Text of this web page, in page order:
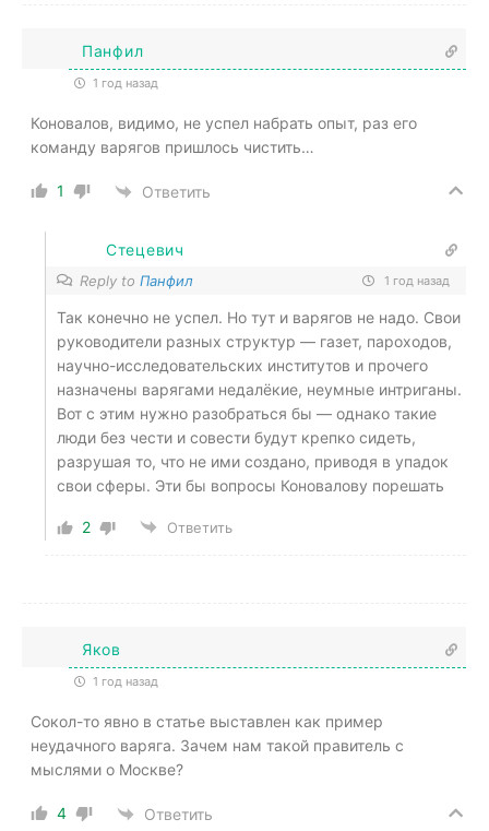
Панфил
1 год назад
Коновалов, видимо, не успел набрать опыт, раз его
команду варягов пришлось чистить…
1 Ответить
Стецевич
Reply to Панфил 1 год назад
Так конечно не успел. Но тут и варягов не надо. Свои
руководители разных структур — газет, пароходов,
научно-исследовательских институтов и прочего
назначены варягами недалёкие, неумные интриганы.
Вот с этим нужно разобраться бы — однако такие
люди без чести и совести будут крепко сидеть,
разрушая то, что не ими создано, приводя в упадок
свои сферы. Эти бы вопросы Коновалову порешать
2 Ответить
Яков
1 год назад
Сокол-то явно в статье выставлен как пример
неудачного варяга. Зачем нам такой правитель с
мыслями о Москве?
4 Ответить